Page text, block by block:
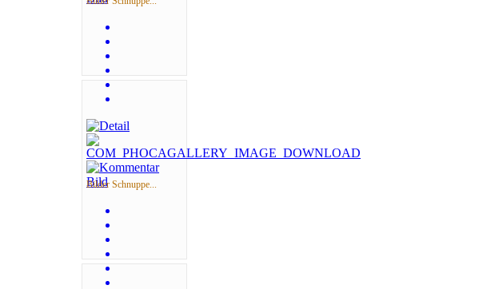
Bilder Schnuppe...